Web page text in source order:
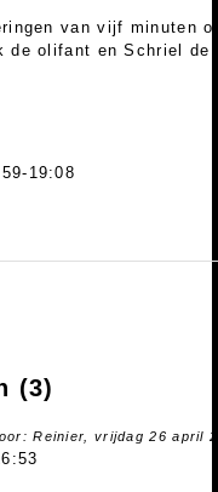
van vijf minuten
de olifant en Schriel
19:08
(3)
Reinier, vrijdag 26 april